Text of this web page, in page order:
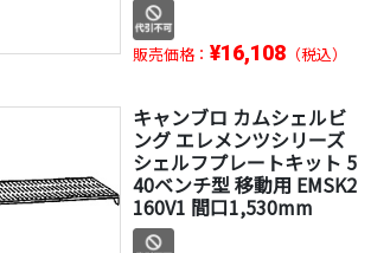
販売価格： ¥16,108（税込）
キャンブロ カムシェルビ
ング エレメンツシリーズ
シェルフプレートキット 5
40ベンチ型 移動用 EMSK2
160V1 間口1,530mm